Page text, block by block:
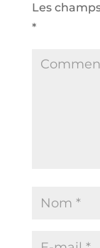
Les
*